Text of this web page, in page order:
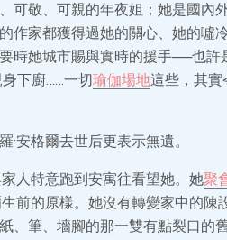
可敬、可親的年夜姐；她是國內
作家都獲得過她的關心、她的噓
時她城市賜與實時的援手──也許
下廚……一切瑜伽場地這些，其實
·安格爾去世后更表示無遺。
人特意跑到安寓往看望她。她聚
前的原樣。她沒有轉變家中的
、筆、墻腳的那一雙有點裂口的